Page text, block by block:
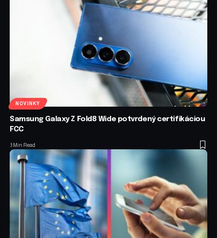
NOVINKY
Samsung Galaxy Z Fold8 Wide potvrdený certifikáciou
FCC
3 Min Read